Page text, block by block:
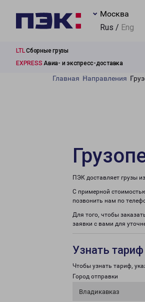
Москва
Rus / Eng
LTLСборные грузы
EXPRESS Авиа- и экспресс-доставка
Главная Направления
ПЭК доставляет грузы
С примерной
позвонить нам по
Для того, чтобы
заявки с вами для
Узнать
Чтобы узнать тариф,
Город отправки
Владикавказ